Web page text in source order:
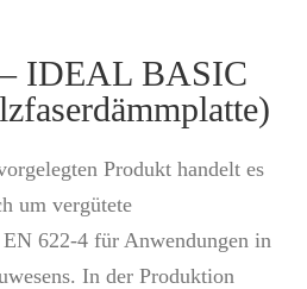
IDEAL BASIC
Produkt handelt es
um vergütete
622-4 für Anwendungen in
In der Produktion